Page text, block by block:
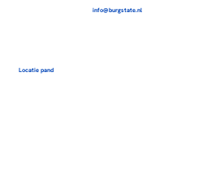
info@burgstate.nl
Locatie pand